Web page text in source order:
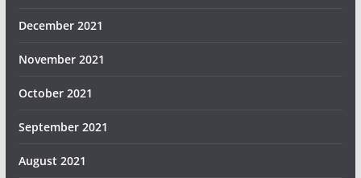
December 2021
November 2021
October 2021
September 2021
August 2021